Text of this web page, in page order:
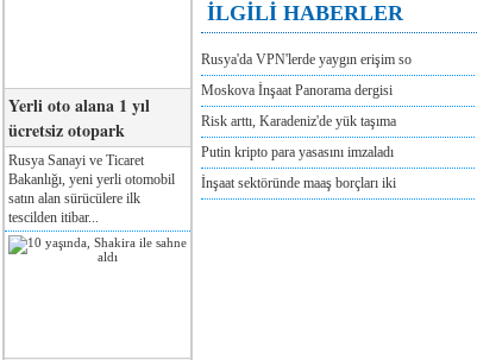
Yerli oto alana 1 yıl
ücretsiz otopark
Rusya Sanayi ve Ticaret
Bakanlığı, yeni yerli otomobil
satın alan sürücülere ilk
tescilden itibar...
İLGİLİ HABERLER
Rusya'da VPN'lerde yaygın erişim so
Moskova İnşaat Panorama dergisi
Risk arttı, Karadeniz'de yük taşıma
Putin kripto para yasasını imzaladı
İnşaat sektöründe maaş borçları iki